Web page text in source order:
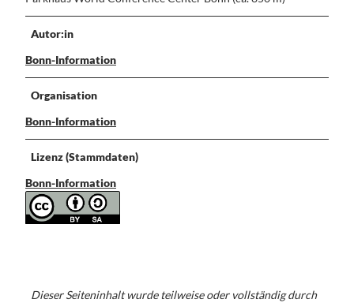
Autor:in
Bonn-Information
Organisation
Bonn-Information
Lizenz (Stammdaten)
Bonn-Information
Dieser Seiteninhalt wurde teilweise oder vollständig durch